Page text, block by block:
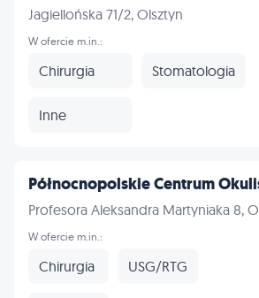
Jagiellońska 71/2, Olsztyn
W ofercie m.in.:
Chirurgia Stomatologia
Inne
Północnopolskie Centrum
Profesora Aleksandra Martyniaka 8,
W ofercie m.in.:
Chirurgia USG/RTG